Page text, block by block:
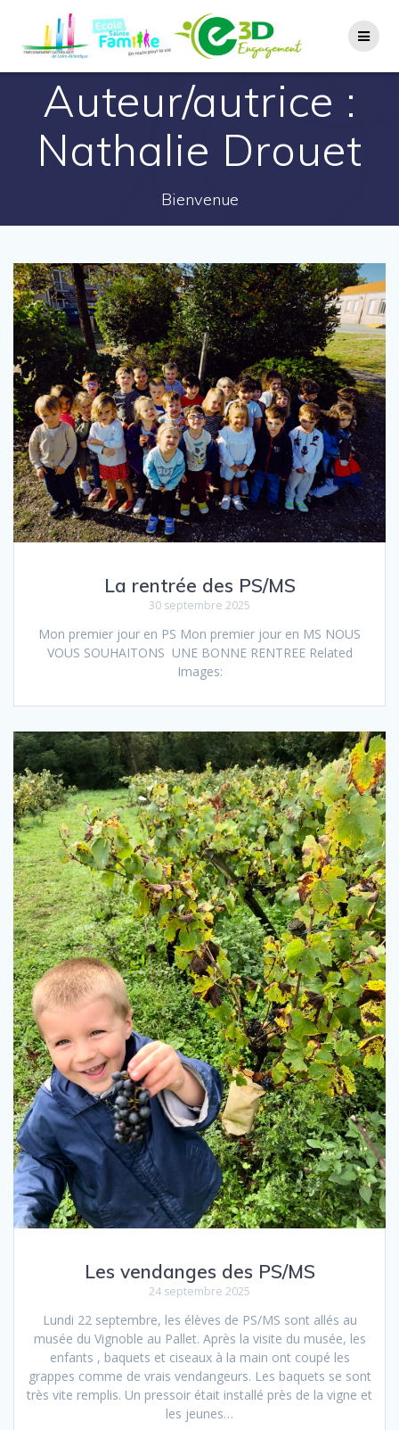
Auteur/autrice :
Nathalie Drouet
Bienvenue
La rentrée des PS/MS
30 septembre 2025
Mon premier jour en PS Mon premier jour en MS NOUS
VOUS SOUHAITONS UNE BONNE RENTREE Related
Images:
Les vendanges des PS/MS
24 septembre 2025
Lundi 22 septembre, les élèves de PS/MS sont allés au
musée du Vignoble au Pallet. Après la visite du musée, les
enfants , baquets et ciseaux à la main ont coupé les
grappes comme de vrais vendangeurs. Les baquets se sont
très vite remplis. Un pressoir était installé près de la vigne et
les jeunes…